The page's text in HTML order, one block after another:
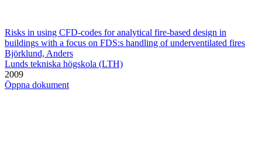
Risks in using CFD-codes for analytical fire-based design in
buildings with a focus on FDS:s handling of underventilated fires
Björklund, Anders
Lunds tekniska högskola (LTH)
2009
Öppna dokument